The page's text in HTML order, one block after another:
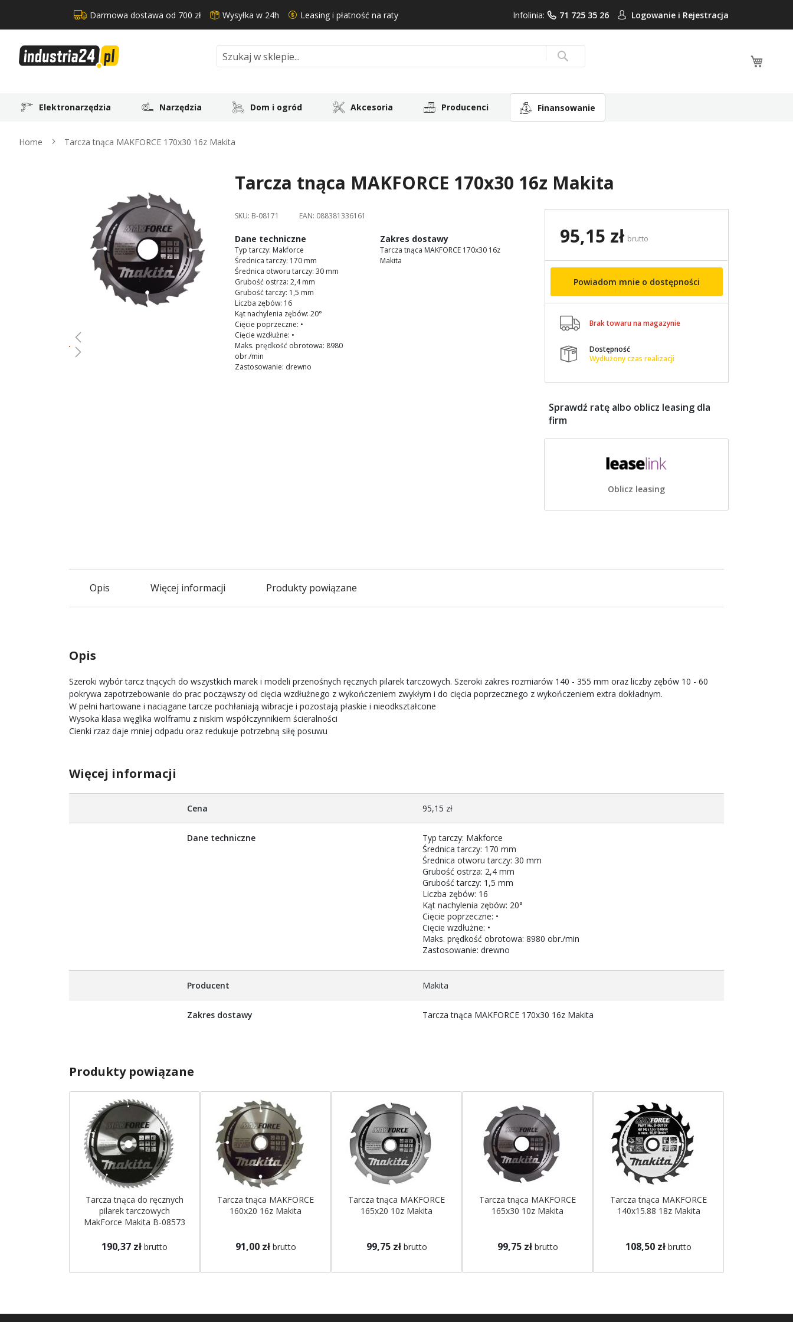
Darmowa dostawa od 700 zł Wysyłka w 24h Leasing i płatność na raty Infolinia: 71 725 35 26 Logowanie i Rejestracja
Search Search
Elektronarzędzia Narzędzia Dom i ogród Akcesoria Producenci Finansowanie
Home Tarcza tnąca MAKFORCE 170x30 16z Makita
the
images
gallery
Tarcza tnąca MAKFORCE 170x30 16z Makita
SKU: B-08171 EAN: 088381336161
Dane techniczne
Typ tarczy: Makforce
Średnica tarczy: 170 mm
Średnica otworu tarczy: 30 mm
Grubość ostrza: 2,4 mm
Grubość tarczy: 1,5 mm
Liczba zębów: 16
Kąt nachylenia zębów: 20°
Cięcie poprzeczne: •
Cięcie wzdłużne: •
Maks. prędkość obrotowa: 8980
obr./min
Zastosowanie: drewno
Zakres dostawy
Tarcza tnąca MAKFORCE 170x30 16z
Makita
95,15 zł brutto
Powiadom mnie o dostępności
 Brak towaru na magazynie

Dostępność
Wydłużony czas realizacji
Sprawdź ratę albo oblicz leasing dla
firm
Oblicz leasing
Opis Więcej informacji Produkty powiązane
Opis
Szeroki wybór tarcz tnących do wszystkich marek i modeli przenośnych ręcznych pilarek tarczowych. Szeroki zakres rozmiarów 140 - 355 mm oraz liczby zębów 10 - 60
pokrywa zapotrzebowanie do prac począwszy od cięcia wzdłużnego z wykończeniem zwykłym i do cięcia poprzecznego z wykończeniem extra dokładnym.
W pełni hartowane i naciągane tarcze pochłaniają wibracje i pozostają płaskie i nieodkształcone
Wysoka klasa węglika wolframu z niskim współczynnikiem ścieralności
Cienki rzaz daje mniej odpadu oraz redukuje potrzebną siłę posuwu
Więcej informacji
Cena 95,15 zł
Dane techniczne
Typ tarczy: Makforce
Średnica tarczy: 170 mm
Średnica otworu tarczy: 30 mm
Grubość ostrza: 2,4 mm
Grubość tarczy: 1,5 mm
Liczba zębów: 16
Kąt nachylenia zębów: 20°
Cięcie poprzeczne: •
Cięcie wzdłużne: •
Maks. prędkość obrotowa: 8980 obr./min
Zastosowanie: drewno
Producent Makita
Zakres dostawy Tarcza tnąca MAKFORCE 170x30 16z Makita
Produkty powiązane
Tarcza tnąca do ręcznych
pilarek tarczowych
MakForce Makita B-08573
190,37 zł brutto
Tarcza tnąca MAKFORCE
160x20 16z Makita
91,00 zł brutto
Tarcza tnąca MAKFORCE
165x20 10z Makita
99,75 zł brutto
Tarcza tnąca MAKFORCE
165x30 10z Makita
99,75 zł brutto
Tarcza tnąca MAKFORCE
140x15.88 18z Makita
108,50 zł brutto